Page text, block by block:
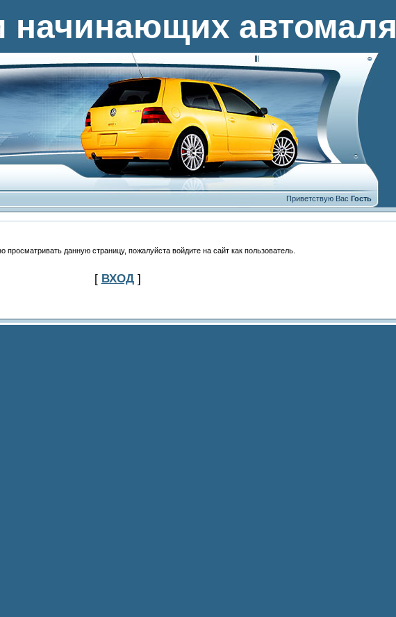
начинающих
Приветствую Вас Гость
просматривать данную страницу, пожалуйста войдите на сайт как пользователь.
[ ВХОД]